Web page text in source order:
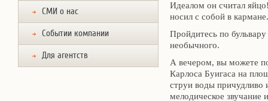
СМИ о нас
Событии компании
Для агентств
Идеалом он считал
носил с собой в кармане.
Пройдитесь по
необычного.
А вечером, вы можете
Карлоса Буигаса на
струи воды причудливо
мелодическое